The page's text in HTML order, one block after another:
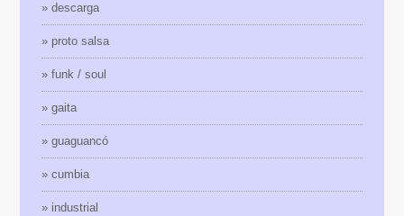
» descarga
» proto salsa
» funk / soul
» gaita
» guaguancó
» cumbia
» industrial